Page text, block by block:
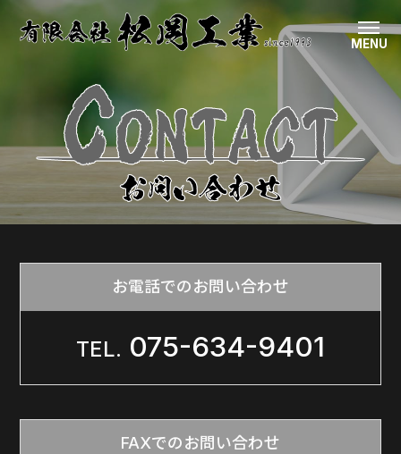
MENU
お電話でのお問い合わせ
075-634-9401
FAXでのお問い合わせ